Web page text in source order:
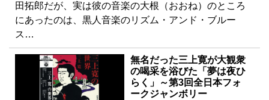
田拓郎だが、実は彼の音楽の大根（おおね）のところ
にあったのは、黒人音楽のリズム・アンド・ブルー
ス…
無名だった三上寛が大観衆
の喝采を浴びた「夢は夜ひ
らく」～第3回全日本フォ
ークジャンボリー